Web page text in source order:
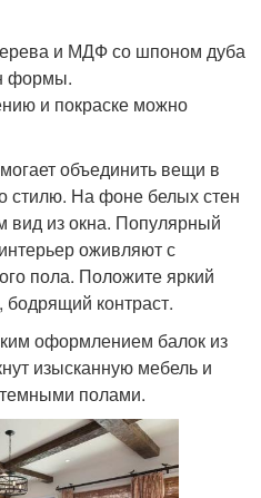
и МДФ со шпоном дуба
формы.
и покраске можно
объединить вещи в
стилю. На фоне белых стен
вид из окна. Популярный
оживляют с
пола. Положите яркий
контраст.
оформлением балок из
изысканную мебель и
темными полами.